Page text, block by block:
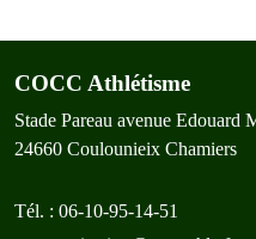
COCC Athlétisme
Stade Pareau avenue Edouard
24660 Coulounieix Chamiers
Tél. : 06-10-95-14-51